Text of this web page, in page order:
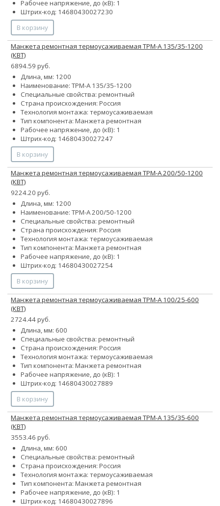
Рабочее напряжение, до (кВ): 1
Штрих-код: 14680430027230
В корзину
Манжета ремонтная термоусаживаемая ТРМ-А 135/35-1200
(КВТ)
6894.59 руб.
Длина, мм: 1200
Наименование: ТРМ-А 135/35-1200
Специальные свойства: ремонтный
Страна происхождения: Россия
Технология монтажа: термоусаживаемая
Тип компонента: Манжета ремонтная
Рабочее напряжение, до (кВ): 1
Штрих-код: 14680430027247
В корзину
Манжета ремонтная термоусаживаемая ТРМ-А 200/50-1200
(КВТ)
9224.20 руб.
Длина, мм: 1200
Наименование: ТРМ-А 200/50-1200
Специальные свойства: ремонтный
Страна происхождения: Россия
Технология монтажа: термоусаживаемая
Тип компонента: Манжета ремонтная
Рабочее напряжение, до (кВ): 1
Штрих-код: 14680430027254
В корзину
Манжета ремонтная термоусаживаемая ТРМ-А 100/25-600
(КВТ)
2724.44 руб.
Длина, мм: 600
Специальные свойства: ремонтный
Страна происхождения: Россия
Технология монтажа: термоусаживаемая
Тип компонента: Манжета ремонтная
Рабочее напряжение, до (кВ): 1
Штрих-код: 14680430027889
В корзину
Манжета ремонтная термоусаживаемая ТРМ-А 135/35-600
(КВТ)
3553.46 руб.
Длина, мм: 600
Специальные свойства: ремонтный
Страна происхождения: Россия
Технология монтажа: термоусаживаемая
Тип компонента: Манжета ремонтная
Рабочее напряжение, до (кВ): 1
Штрих-код: 14680430027896